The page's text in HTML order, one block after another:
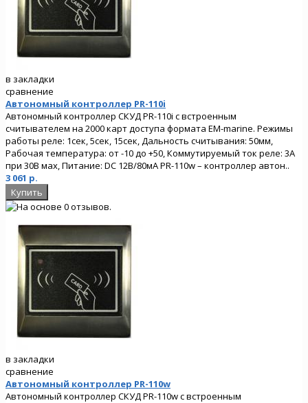
в закладки
сравнение
Автономный контроллер PR-110i
Автономный контроллер СКУД PR-110i с встроенным
считывателем на 2000 карт доступа формата EM-marine. Режимы
работы реле: 1сек, 5сек, 15сек, Дальность считывания: 50мм,
Рабочая температура: от -10 до +50, Коммутируемый ток реле: 3А
при 30В мах, Питание: DC 12В/80мА PR-110w – контроллер автон..
3 061 р.
в закладки
сравнение
Автономный контроллер PR-110w
Автономный контроллер СКУД PR-110w с встроенным